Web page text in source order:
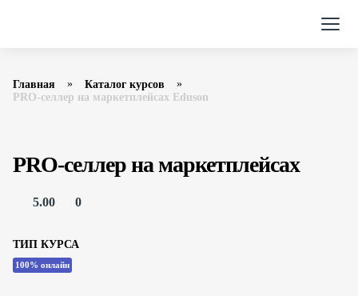
Главная
Каталог курсов
PRO-селлер на маркетплейсах Eduson
PRO-селлер на маркетплейсах
5.00 0
ТИП КУРСА
100% онлайн